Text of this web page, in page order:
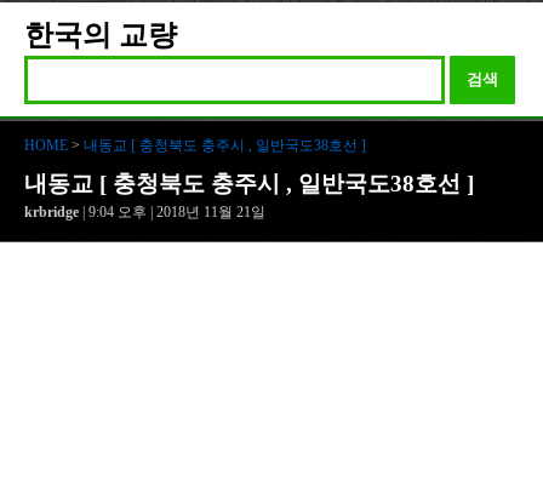
한국의 교량
검색
HOME > 내동교 [ 충청북도 충주시 , 일반국도38호선 ]
내동교 [ 충청북도 충주시 , 일반국도38호선 ]
krbridge | 9:04 오후 | 2018년 11월 21일